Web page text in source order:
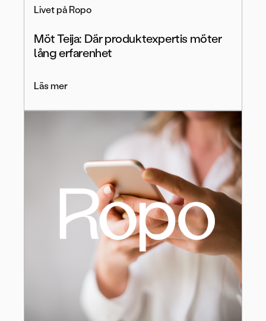
Livet på Ropo
Möt Teija: Där produktexpertis möter
lång erfarenhet
Läs mer